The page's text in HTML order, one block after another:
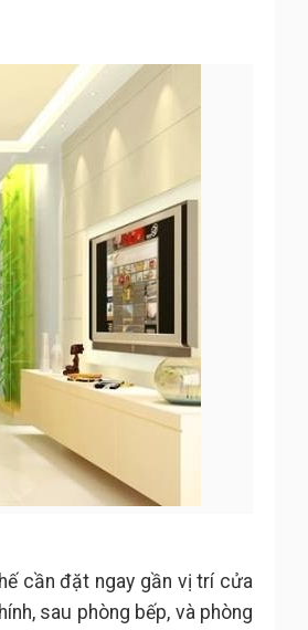
cần đặt ngay gần vị trí cửa
sau phòng bếp, và phòng